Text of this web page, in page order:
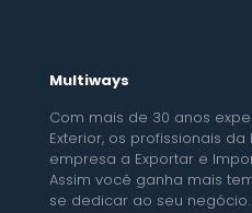
Multiways
Com mais de 30 anos
Exterior, os profissionais
empresa a Exportar e
Assim você ganha mais
se dedicar ao seu negócio.